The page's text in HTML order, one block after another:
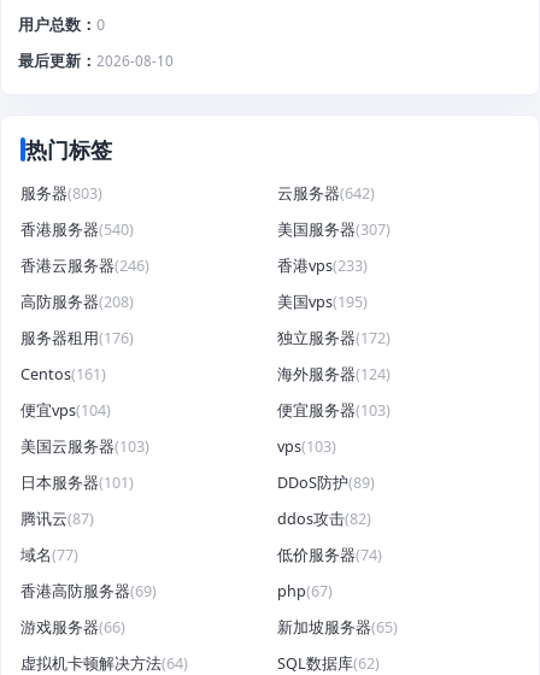
用户总数
0
最后更新
2026-08-10
热门标签
服务器(803) 云服务器(642)
香港服务器(540) 美国服务器(307)
香港云服务器(246) 香港vps(233)
高防服务器(208) 美国vps(195)
服务器租用(176) 独立服务器(172)
Centos(161) 海外服务器(124)
便宜vps(104) 便宜服务器(103)
美国云服务器(103) vps(103)
日本服务器(101) DDoS防护(89)
腾讯云(87) ddos攻击(82)
域名(77) 低价服务器(74)
香港高防服务器(69) php(67)
游戏服务器(66) 新加坡服务器(65)
虚拟机卡顿解决方法(64) SQL数据库(62)